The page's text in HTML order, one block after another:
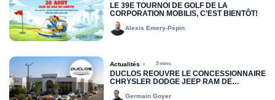
LE 39E TOURNOI DE GOLF DE LA
CORPORATION MOBILIS, C’EST BIENTÔT!
Alexis Emery-Pépin
Actualités 3 mins
DUCLOS RÉOUVRE LE CONCESSIONNAIRE
CHRYSLER DODGE JEEP RAM DE
DRUMMONDVILLE
Germain Goyer